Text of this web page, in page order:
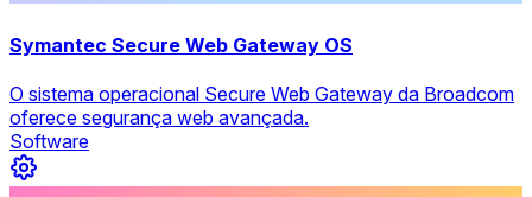
Symantec Secure Web Gateway OS
O sistema operacional Secure Web Gateway da Broadcom
oferece segurança web avançada.
Software